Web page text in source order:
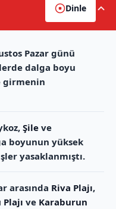
Dinle
Pazar günü
dalga boyu
girmenin
Şile ve
boyunun yüksek
yasaklanmıştı.
arasında Riva Plajı,
ve Karaburun